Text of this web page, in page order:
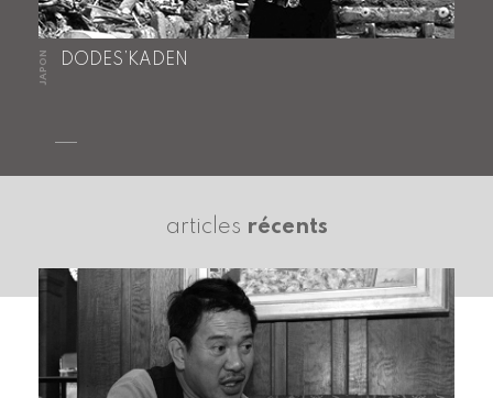
JAPON DODES’KADEN
articles récents